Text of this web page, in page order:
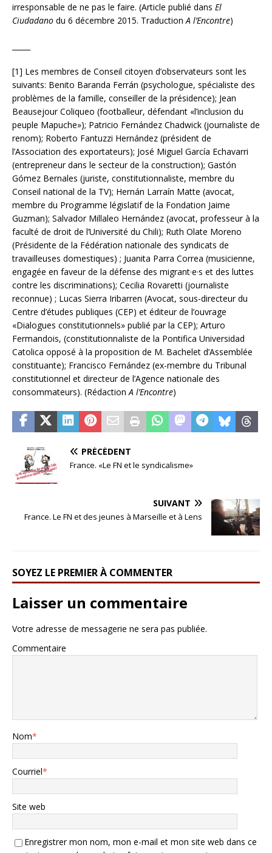
irresponsable de ne pas le faire. (Article publié dans El
Ciudadano du 6 décembre 2015. TraductionA l’Encontre)
[1] Les membres de Conseil citoyen d’observateurs sont les
suivants: Benito Baranda Ferrán (psychologue, spécialiste des
problèmes de la famille, conseiller de la présidence); Jean
Beausejour Coliqueo (footballeur, défendant «l’inclusion du
peuple Mapuche»); Patricio Fernández Chadwick (journaliste de
renom); Roberto Fantuzzi Hernández (président de
l’Association des exportateurs); José Miguel García Echavarri
(entrepreneur dans le secteur de la construction); Gastón
Gómez Bernales (juriste, constitutionnaliste, membre du
Conseil national de la TV); Hernán Larraín Matte (avocat,
membre du Programme législatif de la Fondation Jaime
Guzman); Salvador Millaleo Hernández (avocat, professeur à la
faculté de droit de l’Université du Chili); Ruth Olate Moreno
(Présidente de la Fédération nationale des syndicats de
travailleuses domestiques) ; Juanita Parra Correa (musicienne,
engagée en faveur de la défense des migrant·e·s et des luttes
contre les discriminations); Cecilia Rovaretti (journaliste
reconnue) ; Lucas Sierra Iribarren (Avocat, sous-directeur du
Centre d’études publiques (CEP) et éditeur de l’ouvrage
«Dialogues constitutionnels» publié par la CEP); Arturo
Fermandois, (constitutionnaliste de la Pontifica Universidad
Catolica opposé à la proposition de M. Bachelet d’Assemblée
constituante); Francisco Fernández (ex-membre du Tribunal
constitutionnel et directeur de l’Agence nationale des
consommateurs). (RédactionA l’Encontre)
PRÉCÉDENT
France. «Le FN et le syndicalisme»
SUIVANT
France. Le FN et des jeunes à Marseille et à Lens
SOYEZ LE PREMIER À COMMENTER
Laisser un commentaire
Votre adresse de messagerie ne sera pas publiée.
Commentaire
Nom*
Courriel*
Site web
Enregistrer mon nom, mon e-mail et mon site web dans ce